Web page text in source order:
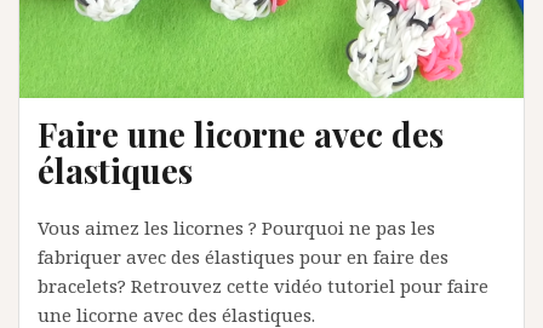
Faire une licorne avec des
élastiques
Vous aimez les licornes ? Pourquoi ne pas les
fabriquer avec des élastiques pour en faire des
bracelets? Retrouvez cette vidéo tutoriel pour faire
une licorne avec des élastiques.